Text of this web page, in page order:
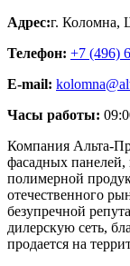
Адрес:г. Коломна,
Телефон: +7 (496)
E-mail:
Часы работы:
Компания Альта-
фасадных
полимерной
отечественного
безупречной
дилерскую сеть,
продается на